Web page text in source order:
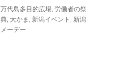
リ
ー
タ
グ
万代島多目的広場, 労働者の祭
典, 大かま , 新潟イベント , 新潟
メーデー